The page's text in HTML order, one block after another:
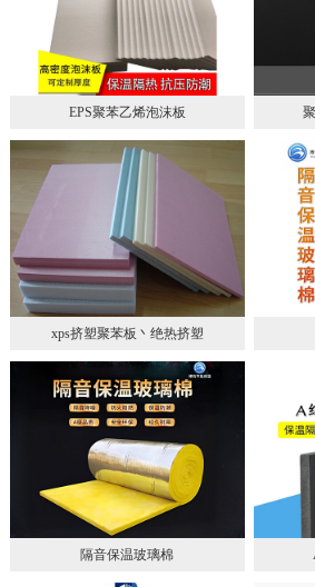
EPS聚苯乙烯泡沫板
xps挤塑聚苯板丶绝热挤塑
隔音保温玻璃棉